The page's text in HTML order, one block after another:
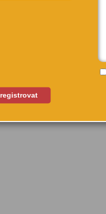
registrovat